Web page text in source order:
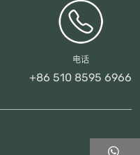
电话
+86 510 8595 6966